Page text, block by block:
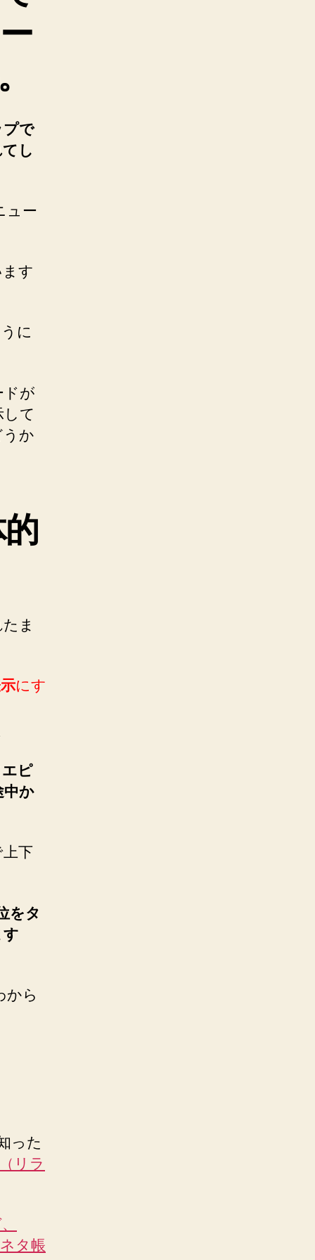
プで
し
ュー
す
に
ドが
て
うか
ま
にす
エピ
中か
上下
をタ
す
から
った
リラ
タ帳